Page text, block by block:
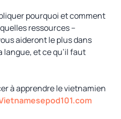
pourquoi et comment
ressources –
aideront le plus dans
langue, et ce qu’il faut
à apprendre le vietnamien